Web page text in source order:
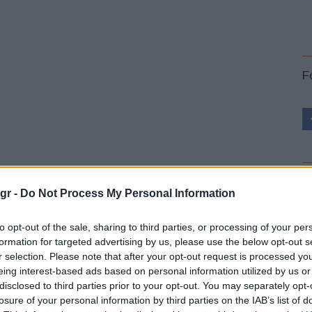
- Do Not Process My Personal Information
opt-out of the sale, sharing to third parties, or processing of your
for targeted advertising by us, please use the below opt-out
selection. Please note that after your opt-out request is processed
interest-based ads based on personal information utilized by us
to third parties prior to your opt-out. You may separately
of your personal information by third parties on the IAB’s list of
προχώρησε και σε άλλες ενέργειες για τον
τις οποίες ξεχωρίζει η δράση ζωγραφικής με θέμα
τις ζωγραφιές τους, που φιλοξενούνται στην
Η δράση ολοκληρώνεται με την κλήρωση
Ένωση Βιομηχανιών Ποδηλάτου Ελλάδας